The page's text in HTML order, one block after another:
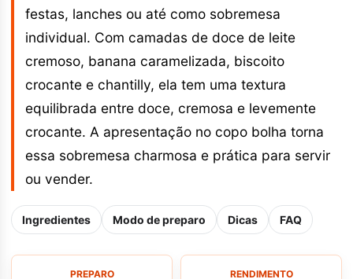
festas, lanches ou até como sobremesa
individual. Com camadas de doce de leite
cremoso, banana caramelizada, biscoito
crocante e chantilly, ela tem uma textura
equilibrada entre doce, cremosa e levemente
crocante. A apresentação no copo bolha torna
essa sobremesa charmosa e prática para servir
ou vender.
Ingredientes Modo de preparo Dicas FAQ
PREPARO RENDIMENTO